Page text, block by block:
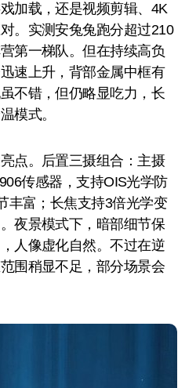
加载，还是视频剪辑、4K
。实测安兔兔跑分超过210
第一梯队。但在持续高负
速上升，背部金属中框有
不错，但仍略显吃力，长
模式。
。后置三摄组合：主摄
传感器，支持OIS光学防
丰富；长焦支持3倍光学变
夜景模式下，暗部细节保
人像虚化自然。不过在逆
围稍显不足，部分场景会